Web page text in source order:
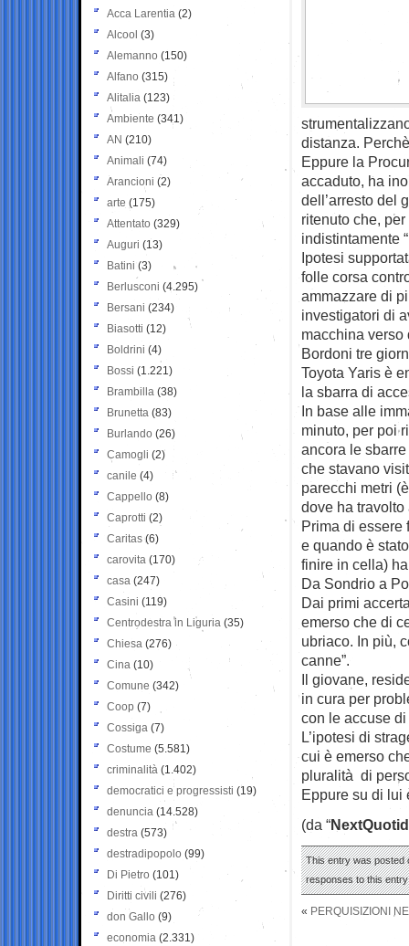
distanza.
Eppure la
accaduto, ha
dell’arresto del
ritenuto che,
indistintamente
Ipotesi
folle corsa
ammazzare di
investigatori di
macchina verso
Bordoni tre
Toyota Yaris è
la sbarra di
In base alle
minuto, per poi
ancora le
che stavano
parecchi metri
dove ha
Prima di essere
e quando è
finire in cella)
Da Sondrio a
Dai primi
emerso che di
ubriaco. In più,
canne”.
Il giovane,
in cura per
con le accuse
L’ipotesi di
cui è emerso
pluralità di
Eppure su di lui
(da “
This entry was posted
responses to this
« PERQUISIZIONI
Acca Larentia (2)
Alcool (3)
Alemanno (150)
Alfano (315)
Alitalia (123)
Ambiente (341)
AN (210)
Animali (74)
Arancioni (2)
arte (175)
Attentato (329)
Auguri (13)
Batini (3)
Berlusconi (4.295)
Bersani (234)
Biasotti (12)
Boldrini (4)
Bossi (1.221)
Brambilla (38)
Brunetta (83)
Burlando (26)
Camogli (2)
canile (4)
Cappello (8)
Caprotti (2)
Caritas (6)
carovita (170)
casa (247)
Casini (119)
Centrodestra in Liguria (35)
Chiesa (276)
Cina (10)
Comune (342)
Coop (7)
Cossiga (7)
Costume (5.581)
criminalità (1.402)
democratici e progressisti (19)
denuncia (14.528)
destra (573)
destradipopolo (99)
Di Pietro (101)
Diritti civili (276)
don Gallo (9)
economia (2.331)